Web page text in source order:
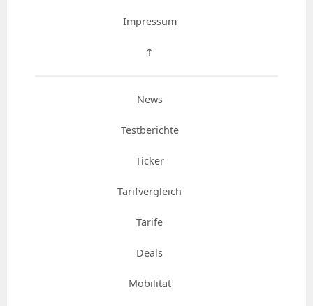
Impressum
⇡
News
Testberichte
Ticker
Tarifvergleich
Tarife
Deals
Mobilität